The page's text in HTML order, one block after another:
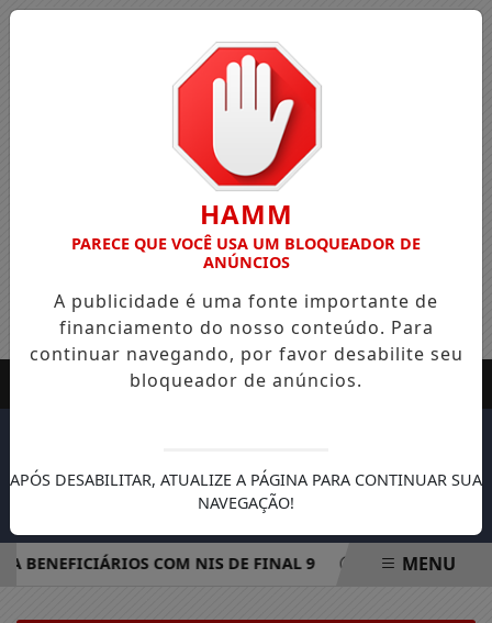
BENEFICIÁRIOS COM NIS DE FINAL 9 REDE ELÉTRICA
MENU
HAMM
PARECE QUE VOCÊ USA UM BLOQUEADOR DE
ANÚNCIOS
A publicidade é uma fonte importante de
financiamento do nosso conteúdo. Para
continuar navegando, por favor desabilite seu
bloqueador de anúncios.
APÓS DESABILITAR, ATUALIZE A PÁGINA PARA CONTINUAR SUA
NAVEGAÇÃO!